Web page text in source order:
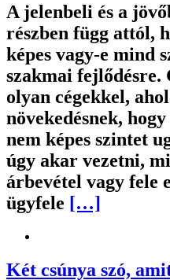
A jelenbeli és a
részben függ attól,
képes vagy-e mind
szakmai
olyan cégekkel,
növekedésnek,
nem képes szintet
úgy akar vezetni,
árbevétel vagy fele
ügyfele […]
Két csúnya szó,